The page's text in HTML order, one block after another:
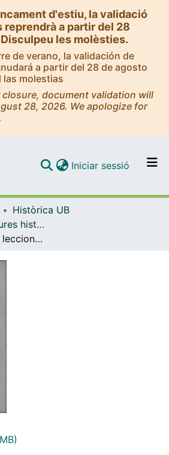
d'estiu, la validació
reprendrà a partir del 28
les molèsties.
de verano, la validación de
a partir del 28 de agosto
las molestias
document validation will
28, 2026. We apologize for
Navega per tot el DD
Iniciar sessió (current)
Històrica UB
Guies d’assignatures històriques - Universitat de Barcelona
Programa de las lecciones de derecho internacional privado